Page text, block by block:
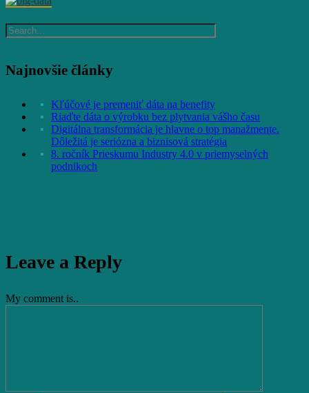
Najnovšie články
Kľúčové je premeniť dáta na benefity
Riaďte dáta o výrobku bez plytvania vášho času
Digitálna transformácia je hlavne o top manažmente.
Dôležitá je seriózna a biznisová stratégia
8. ročník Prieskumu Industry 4.0 v priemyselných
podnikoch
Leave a Reply
My comment is..